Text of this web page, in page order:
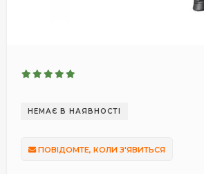
НЕМАЄ В НАЯВНОСТІ
ПОВІДОМТЕ, КОЛИ З'ЯВИТЬСЯ